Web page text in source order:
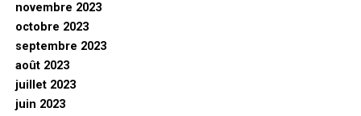
novembre 2023
octobre 2023
septembre 2023
août 2023
juillet 2023
juin 2023